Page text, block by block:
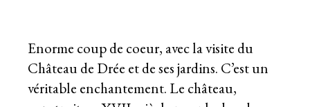
Enorme coup de coeur, avec la visite du
Château de Drée et de ses jardins. C’est un
véritable enchantement. Le château,